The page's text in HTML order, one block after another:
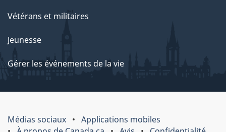
Vétérans et militaires
Jeunesse
Gérer les événements de la vie
Médias sociaux
Applications mobiles